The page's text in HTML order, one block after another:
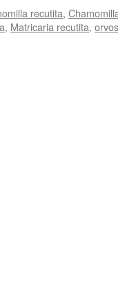
recutita,
, Matricaria recutita,